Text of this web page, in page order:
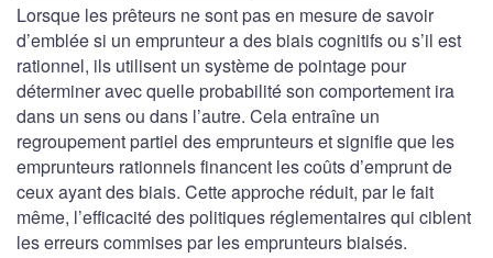
Lorsque les prêteurs ne sont pas en mesure de savoir
d’emblée si un emprunteur a des biais cognitifs ou s’il est
rationnel, ils utilisent un système de pointage pour
déterminer avec quelle probabilité son comportement ira
dans un sens ou dans l’autre. Cela entraîne un
regroupement partiel des emprunteurs et signifie que les
emprunteurs rationnels financent les coûts d’emprunt de
ceux ayant des biais. Cette approche réduit, par le fait
même, l’efficacité des politiques réglementaires qui ciblent
les erreurs commises par les emprunteurs biaisés.